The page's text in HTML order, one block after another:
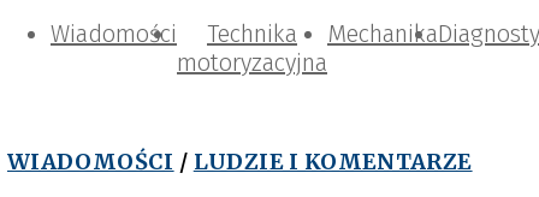
Wiadomości
Technika
motoryzacyjna
Mechanika
WIADOMOŚCI / LUDZIE I KOMENTARZE